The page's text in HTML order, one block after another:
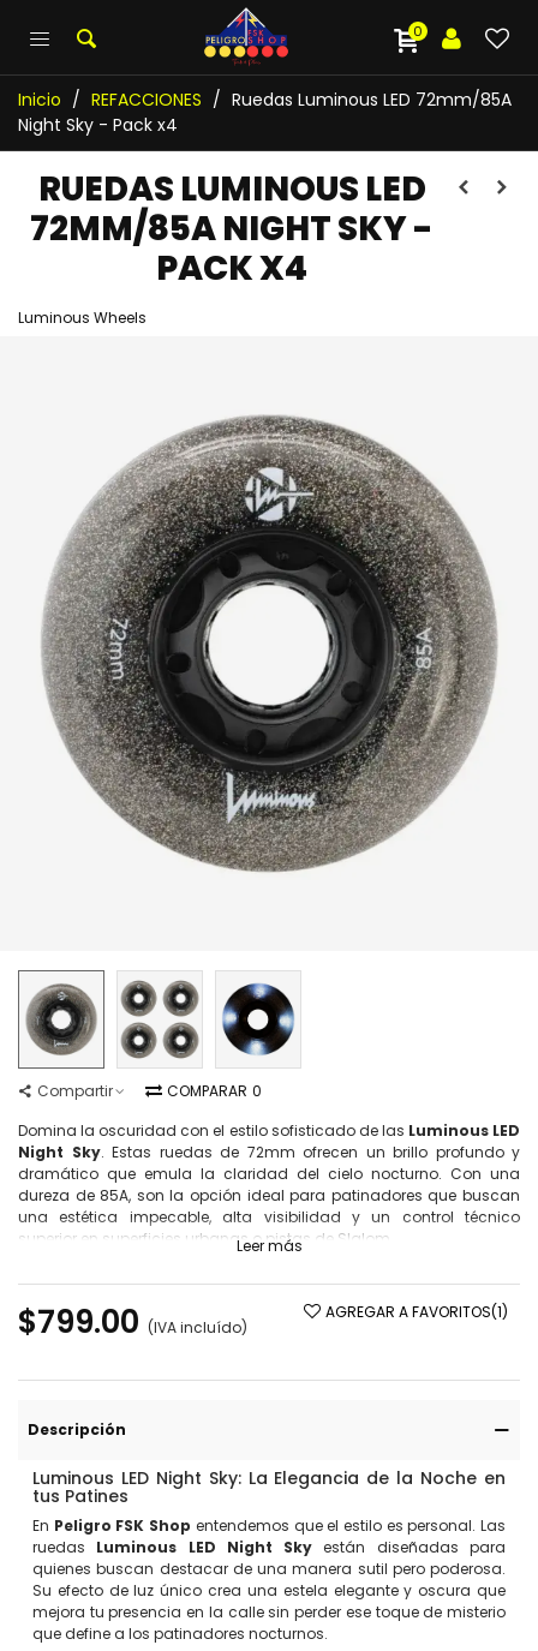
0
Inicio / REFACCIONES / Ruedas Luminous LED 72mm/85A
Night Sky - Pack x4
RUEDAS LUMINOUS LED
72MM/85A NIGHT SKY -
PACK X4
Luminous Wheels
Compartir COMPARAR 0
Domina la oscuridad con el estilo sofisticado de las Luminous LED
Night Sky. Estas ruedas de 72mm ofrecen un brillo profundo y
dramático que emula la claridad del cielo nocturno. Con una
dureza de 85A, son la opción ideal para patinadores que buscan
una estética impecable, alta visibilidad y un control técnico
superior en superficies urbanas o pistas de Slalom.
Leer más
$799.00 (IVA incluído)
AGREGAR A FAVORITOS(1)
Descripción
Luminous LED Night Sky: La Elegancia de la Noche en
tus Patines
En Peligro FSK Shop entendemos que el estilo es personal. Las
ruedas Luminous LED Night Sky están diseñadas para
quienes buscan destacar de una manera sutil pero poderosa.
Su efecto de luz único crea una estela elegante y oscura que
mejora tu presencia en la calle sin perder ese toque de misterio
que define a los patinadores nocturnos.